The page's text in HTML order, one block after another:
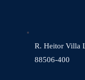
R. Heitor Villa
88506-400